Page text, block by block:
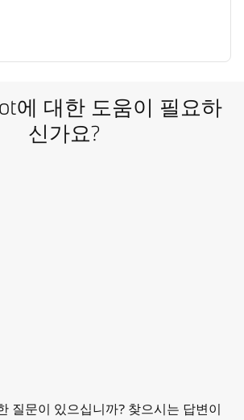
에 대한 도움이 필요하
신가요?
질문이 있으십니까? 찾으시는 답변이